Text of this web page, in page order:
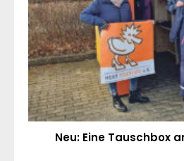
Neu: Eine Tauschbox